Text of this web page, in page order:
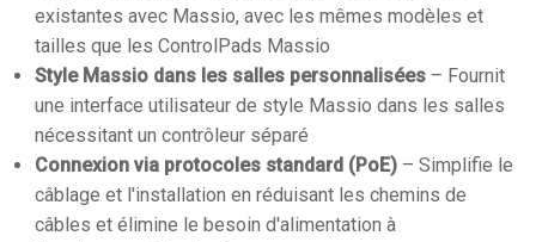
existantes avec Massio, avec les mêmes modèles et
tailles que les ControlPads Massio
Style Massio dans les salles personnalisées – Fournit
une interface utilisateur de style Massio dans les salles
nécessitant un contrôleur séparé
Connexion via protocoles standard (PoE) – Simplifie le
câblage et l'installation en réduisant les chemins de
câbles et élimine le besoin d'alimentation à